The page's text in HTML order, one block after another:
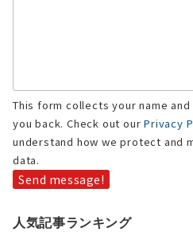
This form collects your name
you back. Check out ourPrivacy
understand how we protect and
data.
Send message!
人気記事ランキング